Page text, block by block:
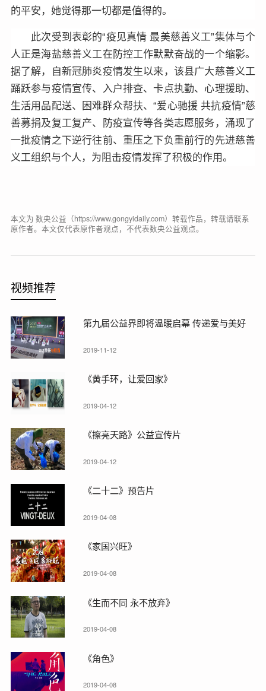
的平安，她觉得那一切都是值得的。
此次受到表彰的“疫见真情 最美慈善义工”集体与个
人正是海盐慈善义工在防控工作默默奋战的一个缩影。
据了解，自新冠肺炎疫情发生以来，该县广大慈善义工
踊跃参与疫情宣传、入户排查、卡点执勤、心理援助、
生活用品配送、困难群众帮扶、“爱心驰援 共抗疫情”慈
善募捐及复工复产、防疫宣传等各类志愿服务，涌现了
一批疫情之下逆行往前、重压之下负重前行的先进慈善
义工组织与个人，为阻击疫情发挥了积极的作用。
本文为 数央公益（https://www.gongyidaily.com）转载作品，转载请联系
原作者。本文仅代表原作者观点，不代表数央公益观点。
视频推荐
第九届公益界即将温暖启幕 传递爱与美好
2019-11-12
《黄手环，让爱回家》
2019-04-12
《擦亮天路》公益宣传片
2019-04-12
《二十二》预告片
2019-04-08
《家国兴旺》
2019-04-08
《生而不同 永不放弃》
2019-04-08
《角色》
2019-04-08